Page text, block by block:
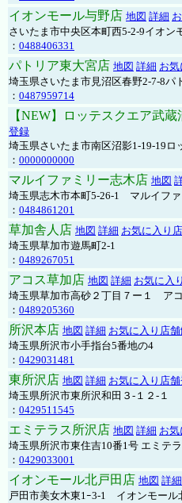
イオンモール与野店 地図 詳細
さいたま市中央区本町西5-2-9イオン
： 0488406331
パトリア東大宮店 地図 詳細 お
埼玉県さいたま市見沼区春野2-7-8パ
： 0487959714
【NEW】ロッテスクエア武蔵
登録
埼玉県さいたま市南区沼影1-19-19ロ
： 0000000000
マルイファミリー志木店 地図
埼玉県志木市本町5-26-1 マルイフ
： 0484861201
草加舎人店 地図 詳細 お気に入り
埼玉県草加市遊馬町2-1
： 0489267051
アコス草加店 地図 詳細 お気に入
埼玉県草加市高砂２丁目７ー１ ア
： 0489205360
所沢本店 地図 詳細 お気に入り店
埼玉県所沢市小手指台5番地の4
： 0429031481
東所沢店 地図 詳細 お気に入り店
埼玉県所沢市東所沢和田３-１２-１
： 0429511545
エミテラス所沢店 地図 詳細 お
埼玉県所沢市東住吉10番1号 エミテ
： 0429033001
イオンモール北戸田店 地図 詳細
戸田市美女木東1ｰ3‐1 イオンモール